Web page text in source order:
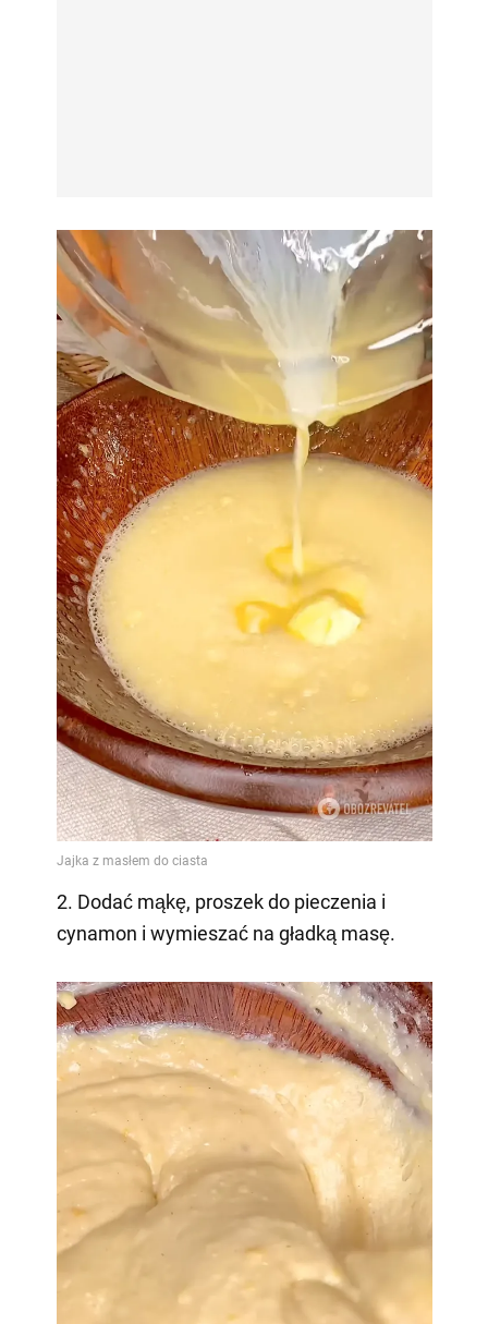
2. Dodać mąkę, proszek do pieczenia i
cynamon i wymieszać na gładką masę.